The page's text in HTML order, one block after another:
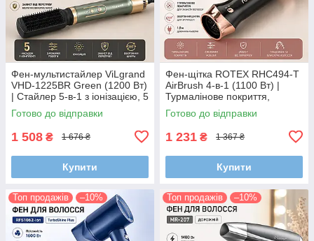
Фен-мультистайлер ViLgrand
VHD-1225BR Green (1200 Вт)
| Стайлер 5-в-1 з іонізацією, 5
насадок для сушіння, локонів
та випрямлення
Готово до відправки
1 508 ₴ 1 676 ₴
Купити
Фен-щітка ROTEX RHC494-T
AirBrush 4-в-1 (1100 Вт) |
Турмалінове покриття,
плойка, гребінці та
поворотний шнур 360°
Готово до відправки
1 231 ₴ 1 367 ₴
Купити
Топ продажів –10% Топ продажів –10%